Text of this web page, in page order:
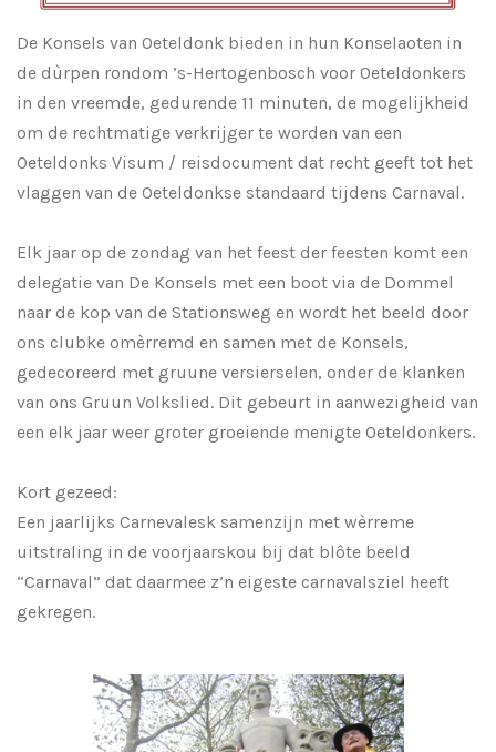
De Konsels van Oeteldonk bieden in hun Konselaoten in
de dùrpen rondom ’s-Hertogenbosch voor Oeteldonkers
in den vreemde, gedurende 11 minuten, de mogelijkheid
om de rechtmatige verkrijger te worden van een
Oeteldonks Visum / reisdocument dat recht geeft tot het
vlaggen van de Oeteldonkse standaard tijdens Carnaval.
Elk jaar op de zondag van het feest der feesten komt een
delegatie van De Konsels met een boot via de Dommel
naar de kop van de Stationsweg en wordt het beeld door
ons clubke omèrremd en samen met de Konsels,
gedecoreerd met gruune versierselen, onder de klanken
van ons Gruun Volkslied. Dit gebeurt in aanwezigheid van
een elk jaar weer groter groeiende menigte Oeteldonkers.
Kort gezeed:
Een jaarlijks Carnevalesk samenzijn met wèrreme
uitstraling in de voorjaarskou bij dat blôte beeld
“Carnaval” dat daarmee z’n eigeste carnavalsziel heeft
gekregen.